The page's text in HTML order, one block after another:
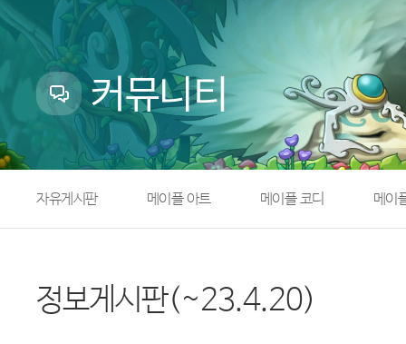
업데이트
이벤트
캐시샵 공지
메이플 알림판
with maple
추가정보
컨텐
커뮤니티
자유게시판 메이플 아트 메이플 코디 메이
정보게시판(~23.4.20)